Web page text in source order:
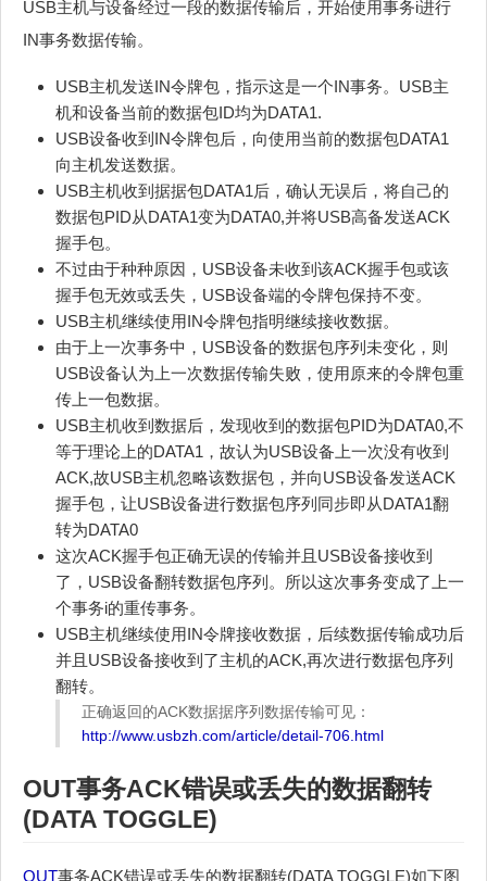
USB主机与设备经过一段的数据传输后，开始使用事务i进行
IN事务数据传输。
USB主机发送IN令牌包，指示这是一个IN事务。USB主
机和设备当前的数据包ID均为DATA1.
USB设备收到IN令牌包后，向使用当前的数据包DATA1
向主机发送数据。
USB主机收到据据包DATA1后，确认无误后，将自己的
数据包PID从DATA1变为DATA0,并将USB高备发送ACK
握手包。
不过由于种种原因，USB设备未收到该ACK握手包或该
握手包无效或丢失，USB设备端的令牌包保持不变。
USB主机继续使用IN令牌包指明继续接收数据。
由于上一次事务中，USB设备的数据包序列未变化，则
USB设备认为上一次数据传输失败，使用原来的令牌包重
传上一包数据。
USB主机收到数据后，发现收到的数据包PID为DATA0,不
等于理论上的DATA1，故认为USB设备上一次没有收到
ACK,故USB主机忽略该数据包，并向USB设备发送ACK
握手包，让USB设备进行数据包序列同步即从DATA1翻
转为DATA0
这次ACK握手包正确无误的传输并且USB设备接收到
了，USB设备翻转数据包序列。所以这次事务变成了上一
个事务i的重传事务。
USB主机继续使用IN令牌接收数据，后续数据传输成功后
并且USB设备接收到了主机的ACK,再次进行数据包序列
翻转。
正确返回的ACK数据据序列数据传输可见：
http://www.usbzh.com/article/detail-706.html
OUT事务ACK错误或丢失的数据翻转
(DATA TOGGLE)
OUT事务ACK错误或丢失的数据翻转(DATA TOGGLE)如下图